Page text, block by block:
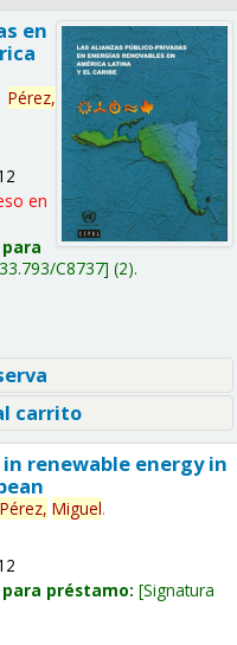
en
Pérez,
en
C8737 (2).
carrito
renewable energy in
Pérez, Miguel.
préstamo: Signatura